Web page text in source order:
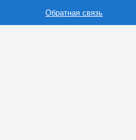
Обратная связь